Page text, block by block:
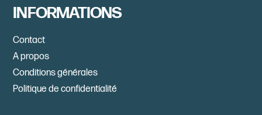
INFORMATIONS
Contact
A propos
Conditions générales
Politique de confidentialité